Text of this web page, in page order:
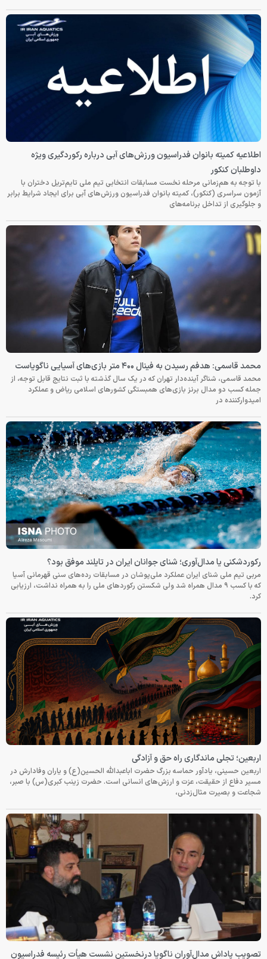
اطلاعیه کمیته بانوان فدراسیون ورزش‌های آبی درباره رکوردگیری ویژه
داوطلبان کنکور
با توجه به هم‌زمانی مرحله نخست مسابقات انتخابی تیم ملی تایم‌تریل دختران با
آزمون سراسری (کنکور)، کمیته بانوان فدراسیون ورزش‌های آبی برای ایجاد شرایط برابر
و جلوگیری از تداخل برنامه‌های
محمد قاسمی: هدفم رسیدن به فینال ۴۰۰ متر بازی‌های آسیایی ناگویاست
محمد قاسمی، شناگر آینده‌دار تهران که در یک سال گذشته با ثبت نتایج قابل توجه، از
جمله کسب دو مدال برنز بازی‌های همبستگی کشورهای اسلامی ریاض و عملکرد
امیدوارکننده در
رکوردشکنی یا مدال‌آوری؛ شنای جوانان ایران در تایلند موفق بود؟
مربی تیم ملی شنای ایران عملکرد ملی‌پوشان در مسابقات رده‌های سنی قهرمانی آسیا
که با کسب ۹ مدال همراه شد ولی شکستن رکوردهای ملی را به همراه نداشت، ارزیابی
کرد.
اربعین؛ تجلی ماندگاری راه حق و آزادگی
اربعین حسینی، یادآور حماسه بزرگ حضرت اباعبدالله الحسین(ع) و یاران وفادارش در
مسیر دفاع از حقیقت، عزت و ارزش‌های انسانی است. حضرت زینب کبری(س) با صبر،
شجاعت و بصیرت مثال‌زدنی،
تصویب پاداش مدال‌آوران ناگویا درنخستین نشست هیأت رئیسه فدراسیون